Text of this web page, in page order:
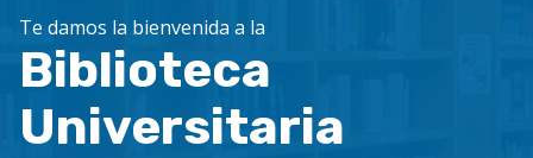
Te damos la bienvenida a la
Biblioteca
Universitaria